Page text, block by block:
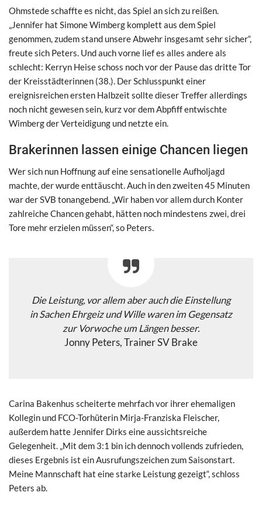
Ohmstede schaffte es nicht, das Spiel an sich zu reißen.
„Jennifer hat Simone Wimberg komplett aus dem Spiel
genommen, zudem stand unsere Abwehr insgesamt sehr sicher“,
freute sich Peters. Und auch vorne lief es alles andere als
schlecht: Kerryn Heise schoss noch vor der Pause das dritte Tor
der Kreisstädterinnen (38.). Der Schlusspunkt einer
ereignisreichen ersten Halbzeit sollte dieser Treffer allerdings
noch nicht gewesen sein, kurz vor dem Abpfiff entwischte
Wimberg der Verteidigung und netzte ein.
Brakerinnen lassen einige Chancen liegen
Wer sich nun Hoffnung auf eine sensationelle Aufholjagd
machte, der wurde enttäuscht. Auch in den zweiten 45 Minuten
war der SVB tonangebend. „Wir haben vor allem durch Konter
zahlreiche Chancen gehabt, hätten noch mindestens zwei, drei
Tore mehr erzielen müssen“, so Peters.
Die Leistung, vor allem aber auch die Einstellung
in Sachen Ehrgeiz und Wille waren im Gegensatz
zur Vorwoche um Längen besser.
Jonny Peters, Trainer SV Brake
Carina Bakenhus scheiterte mehrfach vor ihrer ehemaligen
Kollegin und FCO-Torhüterin Mirja-Franziska Fleischer,
außerdem hatte Jennifer Dirks eine aussichtsreiche
Gelegenheit. „Mit dem 3:1 bin ich dennoch vollends zufrieden,
dieses Ergebnis ist ein Ausrufungszeichen zum Saisonstart.
Meine Mannschaft hat eine starke Leistung gezeigt“, schloss
Peters ab.